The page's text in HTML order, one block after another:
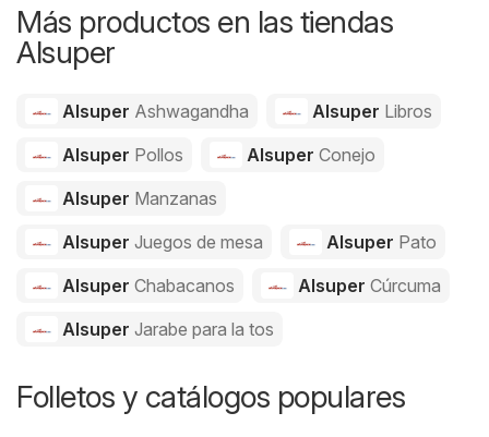
Más productos en las tiendas
Alsuper
Alsuper Ashwagandha Alsuper Libros
Alsuper Pollos Alsuper Conejo
Alsuper Manzanas
Alsuper Juegos de mesa Alsuper Pato
Alsuper Chabacanos Alsuper Cúrcuma
Alsuper Jarabe para la tos
Folletos y catálogos populares